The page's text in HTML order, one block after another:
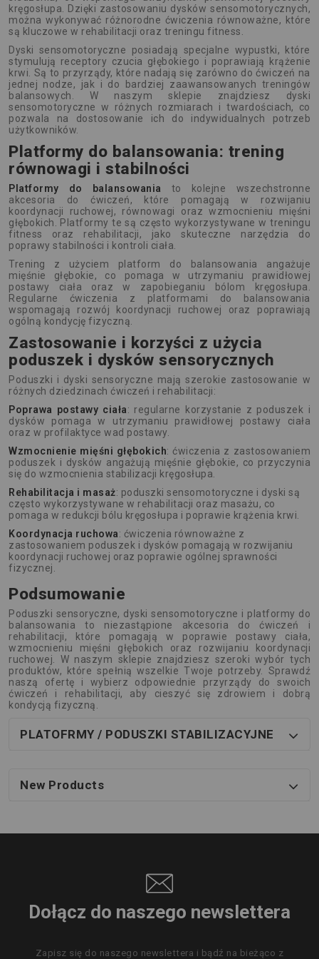
kręgosłupa. Dzięki zastosowaniu dysków sensomotorycznych,
można wykonywać różnorodne ćwiczenia równoważne, które
są kluczowe w rehabilitacji oraz treningu fitness.
Dyski sensomotoryczne posiadają specjalne wypustki, które
stymulują receptory czucia głębokiego i poprawiają krążenie
krwi. Są to przyrządy, które nadają się zarówno do ćwiczeń na
jednej nodze, jak i do bardziej zaawansowanych treningów
balansowych. W naszym sklepie znajdziesz dyski
sensomotoryczne w różnych rozmiarach i twardościach, co
pozwala na dostosowanie ich do indywidualnych potrzeb
użytkowników.
Platformy do balansowania: trening
równowagi i stabilności
Platformy do balansowania
to kolejne wszechstronne
akcesoria do ćwiczeń, które pomagają w rozwijaniu
koordynacji ruchowej, równowagi oraz wzmocnieniu mięśni
głębokich. Platformy te są często wykorzystywane w treningu
fitness oraz rehabilitacji, jako skuteczne narzędzia do
poprawy stabilności i kontroli ciała.
Trening z użyciem platform do balansowania angażuje
mięśnie głębokie, co pomaga w utrzymaniu prawidłowej
postawy ciała oraz w zapobieganiu bólom kręgosłupa.
Regularne ćwiczenia z platformami do balansowania
wspomagają rozwój koordynacji ruchowej oraz poprawiają
ogólną kondycję fizyczną.
Zastosowanie i korzyści z użycia
poduszek i dysków sensorycznych
Poduszki i dyski sensoryczne mają szerokie zastosowanie w
różnych dziedzinach ćwiczeń i rehabilitacji:
Poprawa postawy ciała: regularne korzystanie z poduszek i
dysków pomaga w utrzymaniu prawidłowej postawy ciała
oraz w profilaktyce wad postawy.
Wzmocnienie mięśni głębokich: ćwiczenia z zastosowaniem
poduszek i dysków angażują mięśnie głębokie, co przyczynia
się do wzmocnienia stabilizacji kręgosłupa.
Rehabilitacja i masaż: poduszki sensomotoryczne i dyski są
często wykorzystywane w rehabilitacji oraz masażu, co
pomaga w redukcji bólu kręgosłupa i poprawie krążenia krwi.
Koordynacja ruchowa: ćwiczenia równoważne z
zastosowaniem poduszek i dysków pomagają w rozwijaniu
koordynacji ruchowej oraz poprawie ogólnej sprawności
fizycznej.
Podsumowanie
Poduszki sensoryczne, dyski sensomotoryczne i platformy do
balansowania to niezastąpione akcesoria do ćwiczeń i
rehabilitacji, które pomagają w poprawie postawy ciała,
wzmocnieniu mięśni głębokich oraz rozwijaniu koordynacji
ruchowej. W naszym sklepie znajdziesz szeroki wybór tych
produktów, które spełnią wszelkie Twoje potrzeby. Sprawdź
naszą ofertę i wybierz odpowiednie przyrządy do swoich
ćwiczeń i rehabilitacji, aby cieszyć się zdrowiem i dobrą
kondycją fizyczną.
PLATOFRMY / PODUSZKI STABILIZACYJNE
New Products
Dołącz do naszego newslettera
Zapisz się do naszego newslettera i bądź na bieżąco z